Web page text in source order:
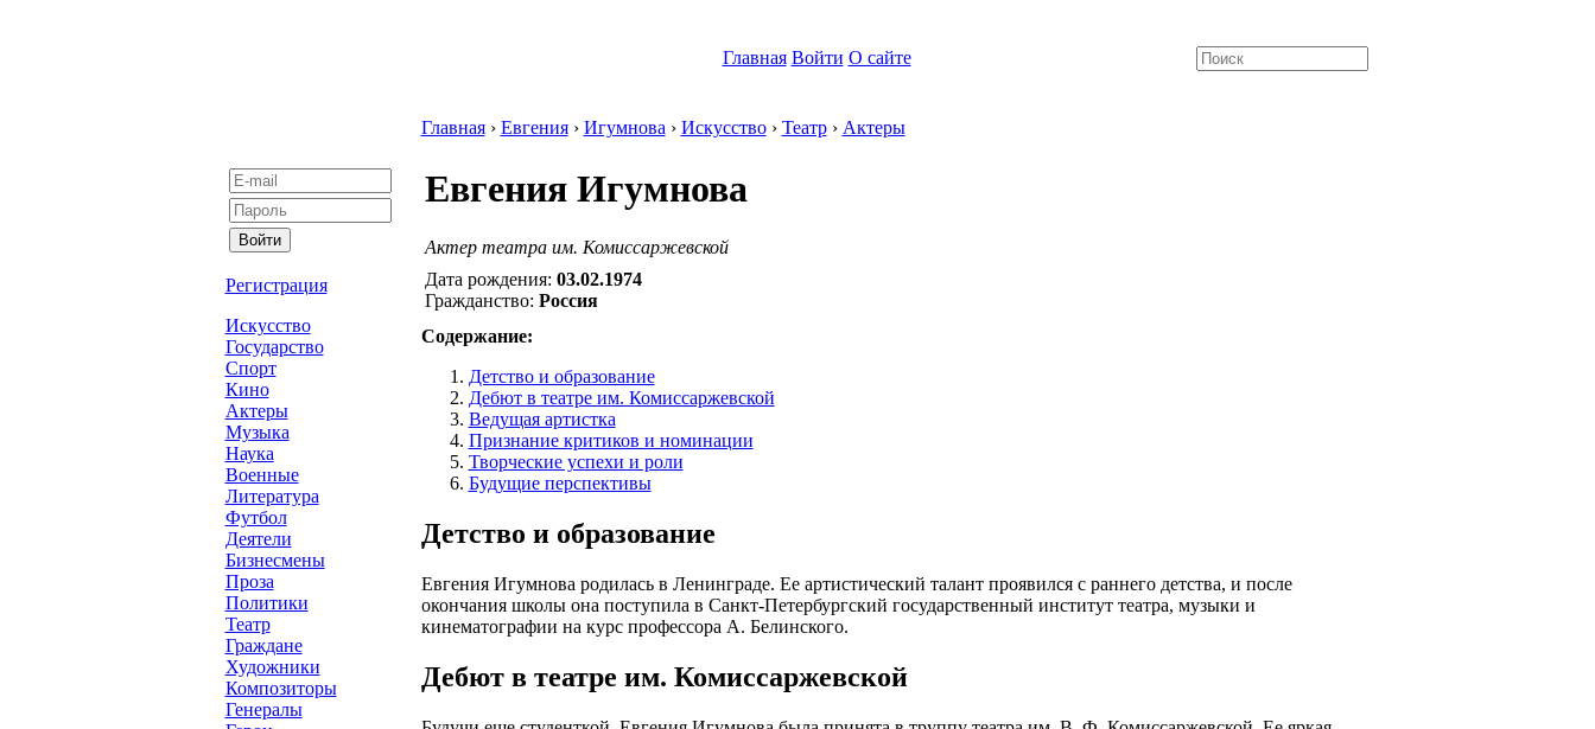
Главная Войти О сайте
Регистрация
Искусство
Государство
Спорт
Кино
Актеры
Музыка
Наука
Военные
Литература
Футбол
Деятели
Бизнесмены
Проза
Политики
Театр
Граждане
Художники
Композиторы
Генералы
Главная› Евгения› Игумнова › Искусство› Театр› Актеры
Евгения Игумнова
Актер театра им. Комиссаржевской
Дата рождения: 03.02.1974
Гражданство: Россия
Содержание:
Детство и образование
Дебют в театре им. Комиссаржевской
Ведущая артистка
Признание критиков и номинации
Творческие успехи и роли
Будущие перспективы
Детство и образование
Евгения Игумнова родилась в Ленинграде. Ее артистический талант проявился с раннего детства, и после
окончания школы она поступила в Санкт-Петербургский государственный институт театра, музыки и
кинематографии на курс профессора А. Белинского.
Дебют в театре им. Комиссаржевской